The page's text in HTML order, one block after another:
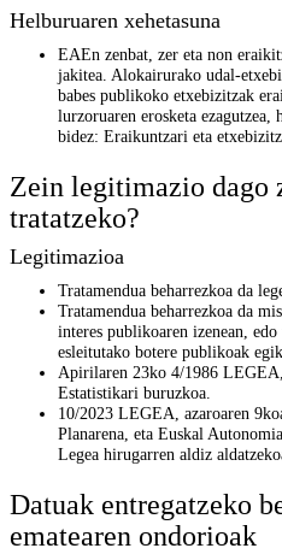
Helburuaren xehetasuna
EAEn zenbat, zer eta non
jakitea. Alokairurako udal-
babes publikoko etxebizitzak
lurzoruaren erosketa ezagutzea,
bidez: Eraikuntzari eta
Zein legitimazio dago
tratatzeko?
Legitimazioa
Tratamendua beharrezkoa da
Tratamendua beharrezkoa da
interes publikoaren izenean,
esleitutako botere publikoak
Apirilaren 23ko 4/1986
Estatistikari buruzkoa.
10/2023 LEGEA, azaroaren
Planarena, eta Euskal
Legea hirugarren aldiz
Datuak entregatzeko
ematearen ondorioak